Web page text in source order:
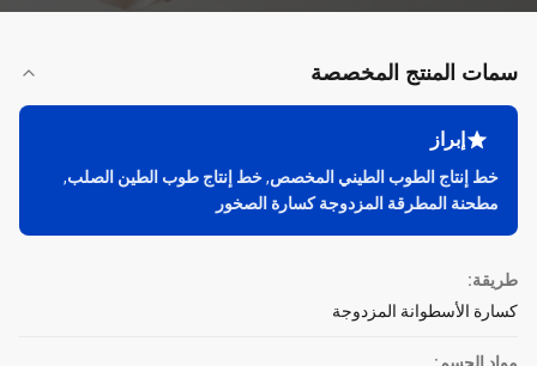
سمات المنتج المخصصة
إبراز
خط إنتاج الطوب الطيني المخصص,خط إنتاج طوب الطين الصلب,
مطحنة المطرقة المزدوجة كسارة الصخور
طريقة:
كسارة الأسطوانة المزدوجة